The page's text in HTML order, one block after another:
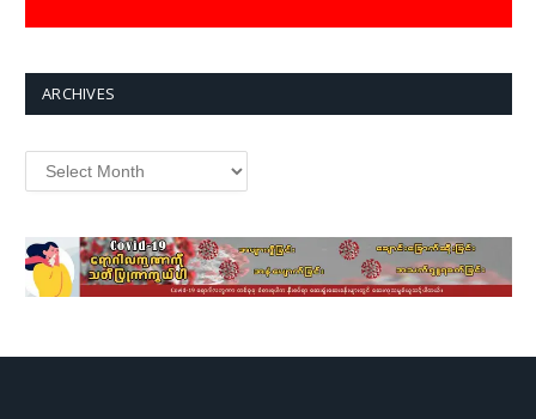
ARCHIVES
Archives